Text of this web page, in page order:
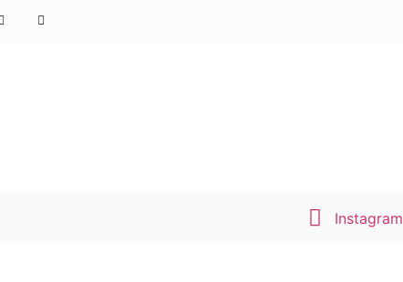
Instagram